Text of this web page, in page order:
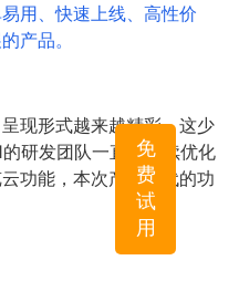
免
费
试
用
用、快速上线、高性价
产品。
现形式越来越精彩，这少
研发团队一直在持续优化
功能，本次产品迭代的功